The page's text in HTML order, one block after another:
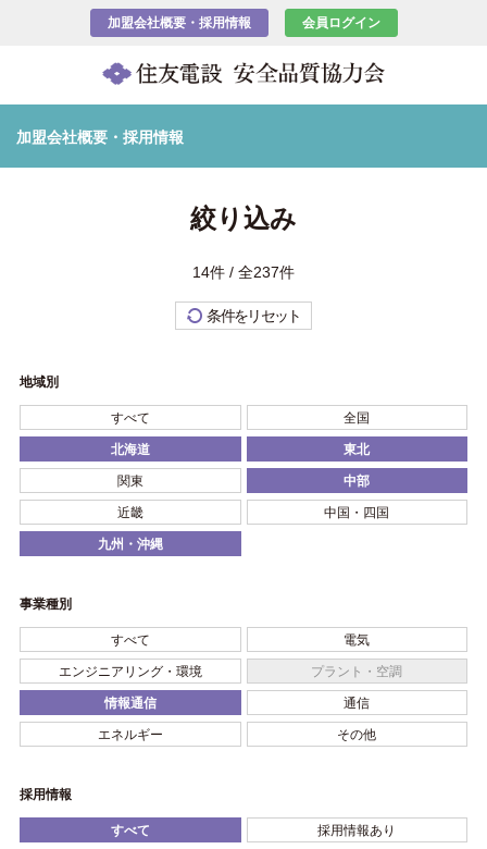
加盟会社概要・採用情報 会員ログイン
加盟会社概要・採用情報
絞り込み
14件 / 全237件
条件をリセット
地域別
すべて 全国
北海道 東北
関東 中部
近畿 中国・四国
九州・沖縄
事業種別
すべて 電気
エンジニアリング・環境 プラント・空調
情報通信 通信
エネルギー その他
採用情報
すべて 採用情報あり